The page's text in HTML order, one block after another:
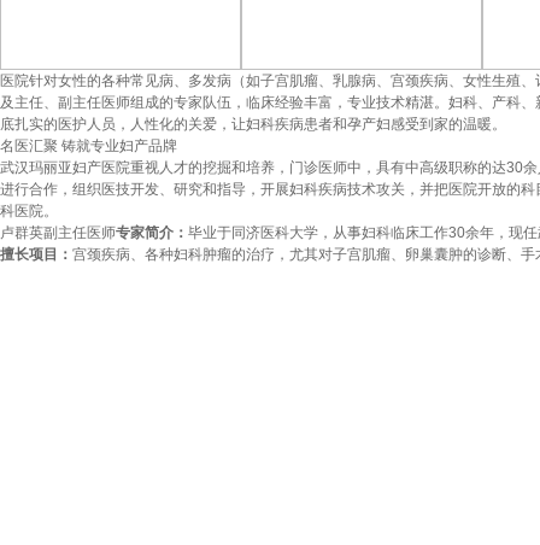
医院针对女性的各种常见病、多发病（如子宫肌瘤、乳腺病、宫颈疾病、女性生殖
及主任、副主任医师组成的专家队伍，临床经验丰富，专业技术精湛。妇科、产科
底扎实的医护人员，人性化的关爱，让妇科疾病患者和孕产妇感受到家的温暖。
名医汇聚 铸就专业妇产品牌
武汉玛丽亚妇产医院重视人才的挖掘和培养，门诊医师中，具有中高级职称的达30
进行合作，组织医技开发、研究和指导，开展妇科疾病技术攻关，并把医院开放的
科医院。
卢群英副主任医师专家简介： 毕业于同济医科大学，从事妇科临床工作30余年，现
擅长项目： 宫颈疾病、各种妇科肿瘤的治疗，尤其对子宫肌瘤、卵巢囊肿的诊断、